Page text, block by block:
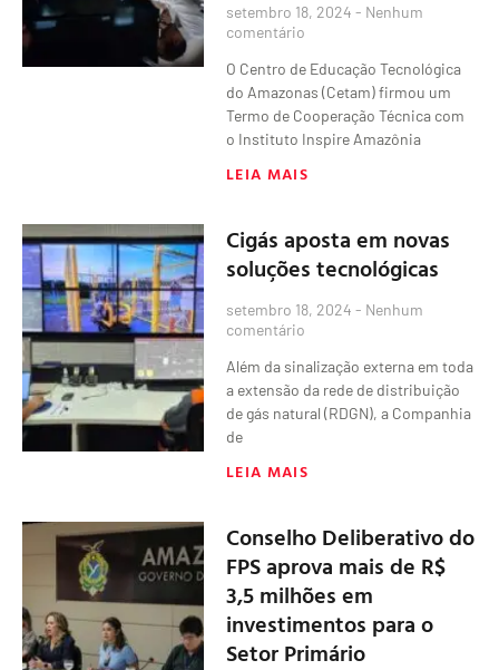
setembro 18, 2024 Nenhum
comentário
O Centro de Educação Tecnológica
do Amazonas (Cetam) firmou um
Termo de Cooperação Técnica com
o Instituto Inspire Amazônia
LEIA MAIS
Cigás aposta em novas
soluções tecnológicas
setembro 18, 2024 Nenhum
comentário
Além da sinalização externa em toda
a extensão da rede de distribuição
de gás natural (RDGN), a Companhia
de
LEIA MAIS
Conselho Deliberativo do
FPS aprova mais de R$
3,5 milhões em
investimentos para o
Setor Primário